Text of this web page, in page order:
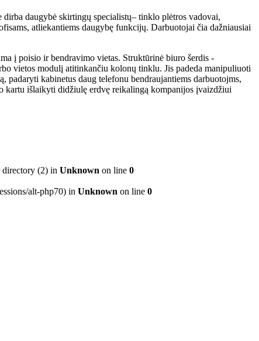
dirba daugybė skirtingų specialistų– tinklo plėtros vadovai,
atliekantiems daugybę funkcijų. Darbuotojai čia dažniausiai
į poisio ir bendravimo vietas. Struktūrinė biuro šerdis -
vietos modulį atitinkančiu kolonų tinklu. Jis padeda manipuliuoti
kabinetus daug telefonu bendraujantiems darbuotojms,
kartu išlaikyti didžiulę erdvę reikalingą kompanijos įvaizdžiui
directory (2) in Unknown on line 0
alt-php70) in Unknown on line 0